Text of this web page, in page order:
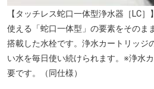
【タッチレス蛇口一体型浄水器［LC
使える「蛇口一体型」の要素をそのま
搭載した水栓です。浄水カートリッジ
い水を毎日使い続けられます。※浄水
要です。（同仕様）